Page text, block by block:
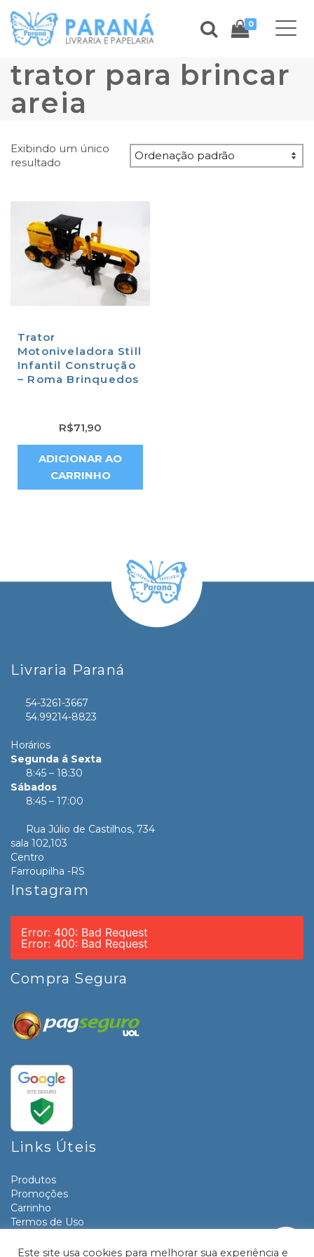
0
trator para brincar
areia
Exibindo um único
resultado
Trator
Motoniveladora Still
Infantil Construção
– Roma Brinquedos
R$71,90
ADICIONAR AO
CARRINHO
Livraria Paraná
54-3261-3667
54.99214-8823
Horários
Segunda á Sexta
8:45 – 18:30
Sábados
8:45 – 17:00
Rua Júlio de Castilhos, 734
sala 102,103
Centro
Farroupilha -RS
Instagram
Error: 400: Bad Request
Error: 400: Bad Request
Compra Segura
Links Úteis
Produtos
Promoções
Carrinho
Termos de Uso
Contato
Este site usa cookies para melhorar sua experiência e